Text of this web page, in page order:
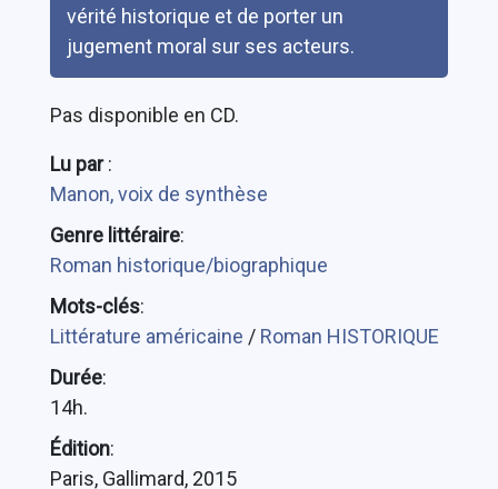
vérité historique et de porter un
jugement moral sur ses acteurs.
Pas disponible en CD.
Lu par:
Manon, voix de synthèse
Genre littéraire:
Roman historique/biographique
Mots-clés:
Littérature américaine / Roman HISTORIQUE
Durée:
14h.
Édition:
Paris, Gallimard, 2015